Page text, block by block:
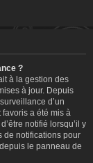
?
à la gestion des
à jour. Depuis
d’un
a été mis à
notifié lorsqu’il y
de notifications pour
le panneau de